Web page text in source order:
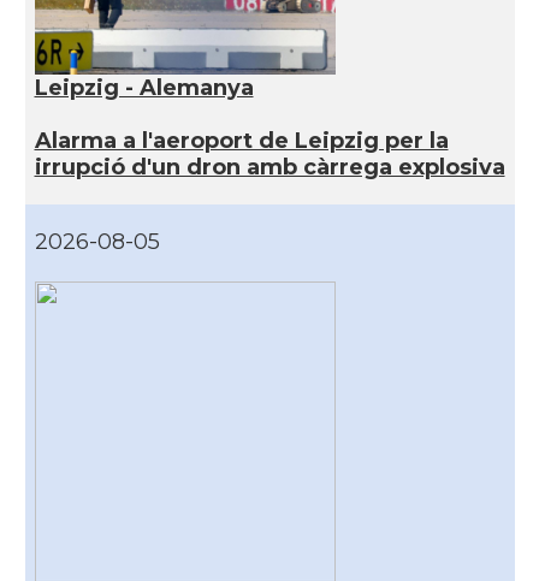
Leipzig - Alemanya
Alarma a l'aeroport de Leipzig per la
irrupció d'un dron amb càrrega explosiva
2026-08-05